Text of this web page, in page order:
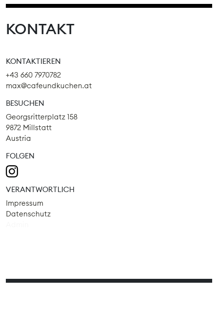
KONTAKT
KONTAKTIEREN
+43 660 7970782
max@cafeundkuchen.at
BESUCHEN
Georgsritterplatz 158
9872 Millstatt
Austria
FOLGEN
VERANTWORTLICH
Impressum
Datenschutz